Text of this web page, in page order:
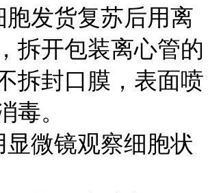
胞发货复苏后用离
拆开包装离心管的
拆封口膜，表面喷
毒。
显微镜观察细胞状